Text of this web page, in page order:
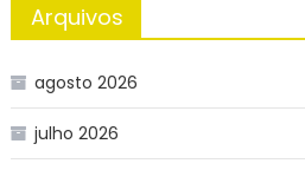
Arquivos
agosto 2026
julho 2026